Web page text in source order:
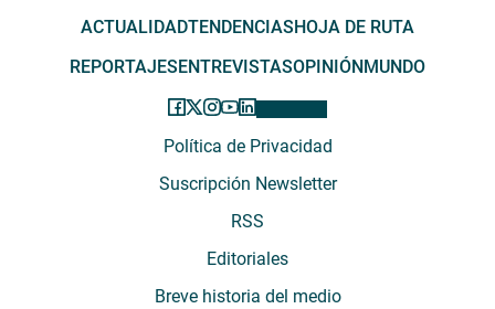
ACTUALIDADTENDENCIAS HOJA DE RUTA
REPORTAJES ENTREVISTASOPINIÓN MUNDO
Política de Privacidad
Suscripción Newsletter
RSS
Editoriales
Breve historia del medio